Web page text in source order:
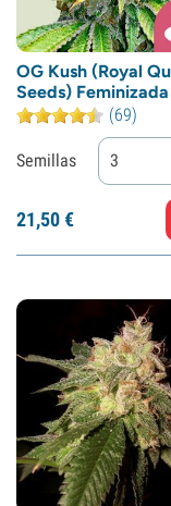
OG Kush (Royal
Seeds) Feminizada
(69)
Semillas 3
21,50€